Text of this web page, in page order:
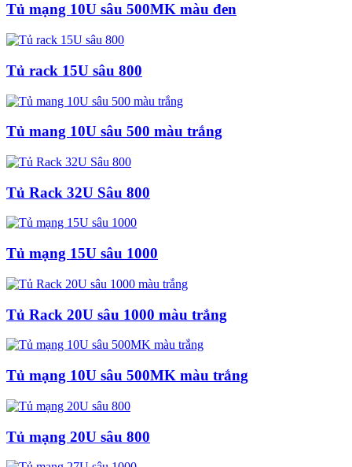
Tủ mạng 10U sâu 500MK màu đen
Tủ rack 15U sâu 800
Tủ mang 10U sâu 500 màu trắng
Tủ Rack 32U Sâu 800
Tủ mạng 15U sâu 1000
Tủ Rack 20U sâu 1000 màu trắng
Tủ mạng 10U sâu 500MK màu trắng
Tủ mạng 20U sâu 800